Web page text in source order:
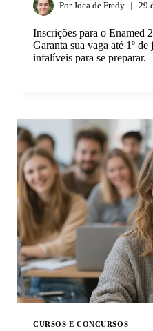
Por Joca de Fredy 29
Inscrições para o Enamed
Garanta sua vaga até 1º
infalíveis para se preparar.
CURSOS E CONCURSOS